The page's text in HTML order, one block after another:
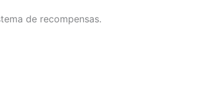
de recompensas.